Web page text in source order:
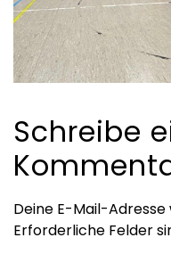
Schreibe
Deine E-Mail-
Erforderliche Felder